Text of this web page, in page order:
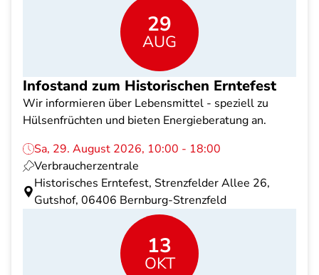
29
AUG
Infostand zum Historischen Erntefest
Wir informieren über Lebensmittel - speziell zu
Hülsenfrüchten und bieten Energieberatung an.
Sa, 29. August 2026, 10:00 - 18:00
Verbraucherzentrale
Historisches Erntefest, Strenzfelder Allee 26,
Gutshof, 06406 Bernburg-Strenzfeld
13
OKT